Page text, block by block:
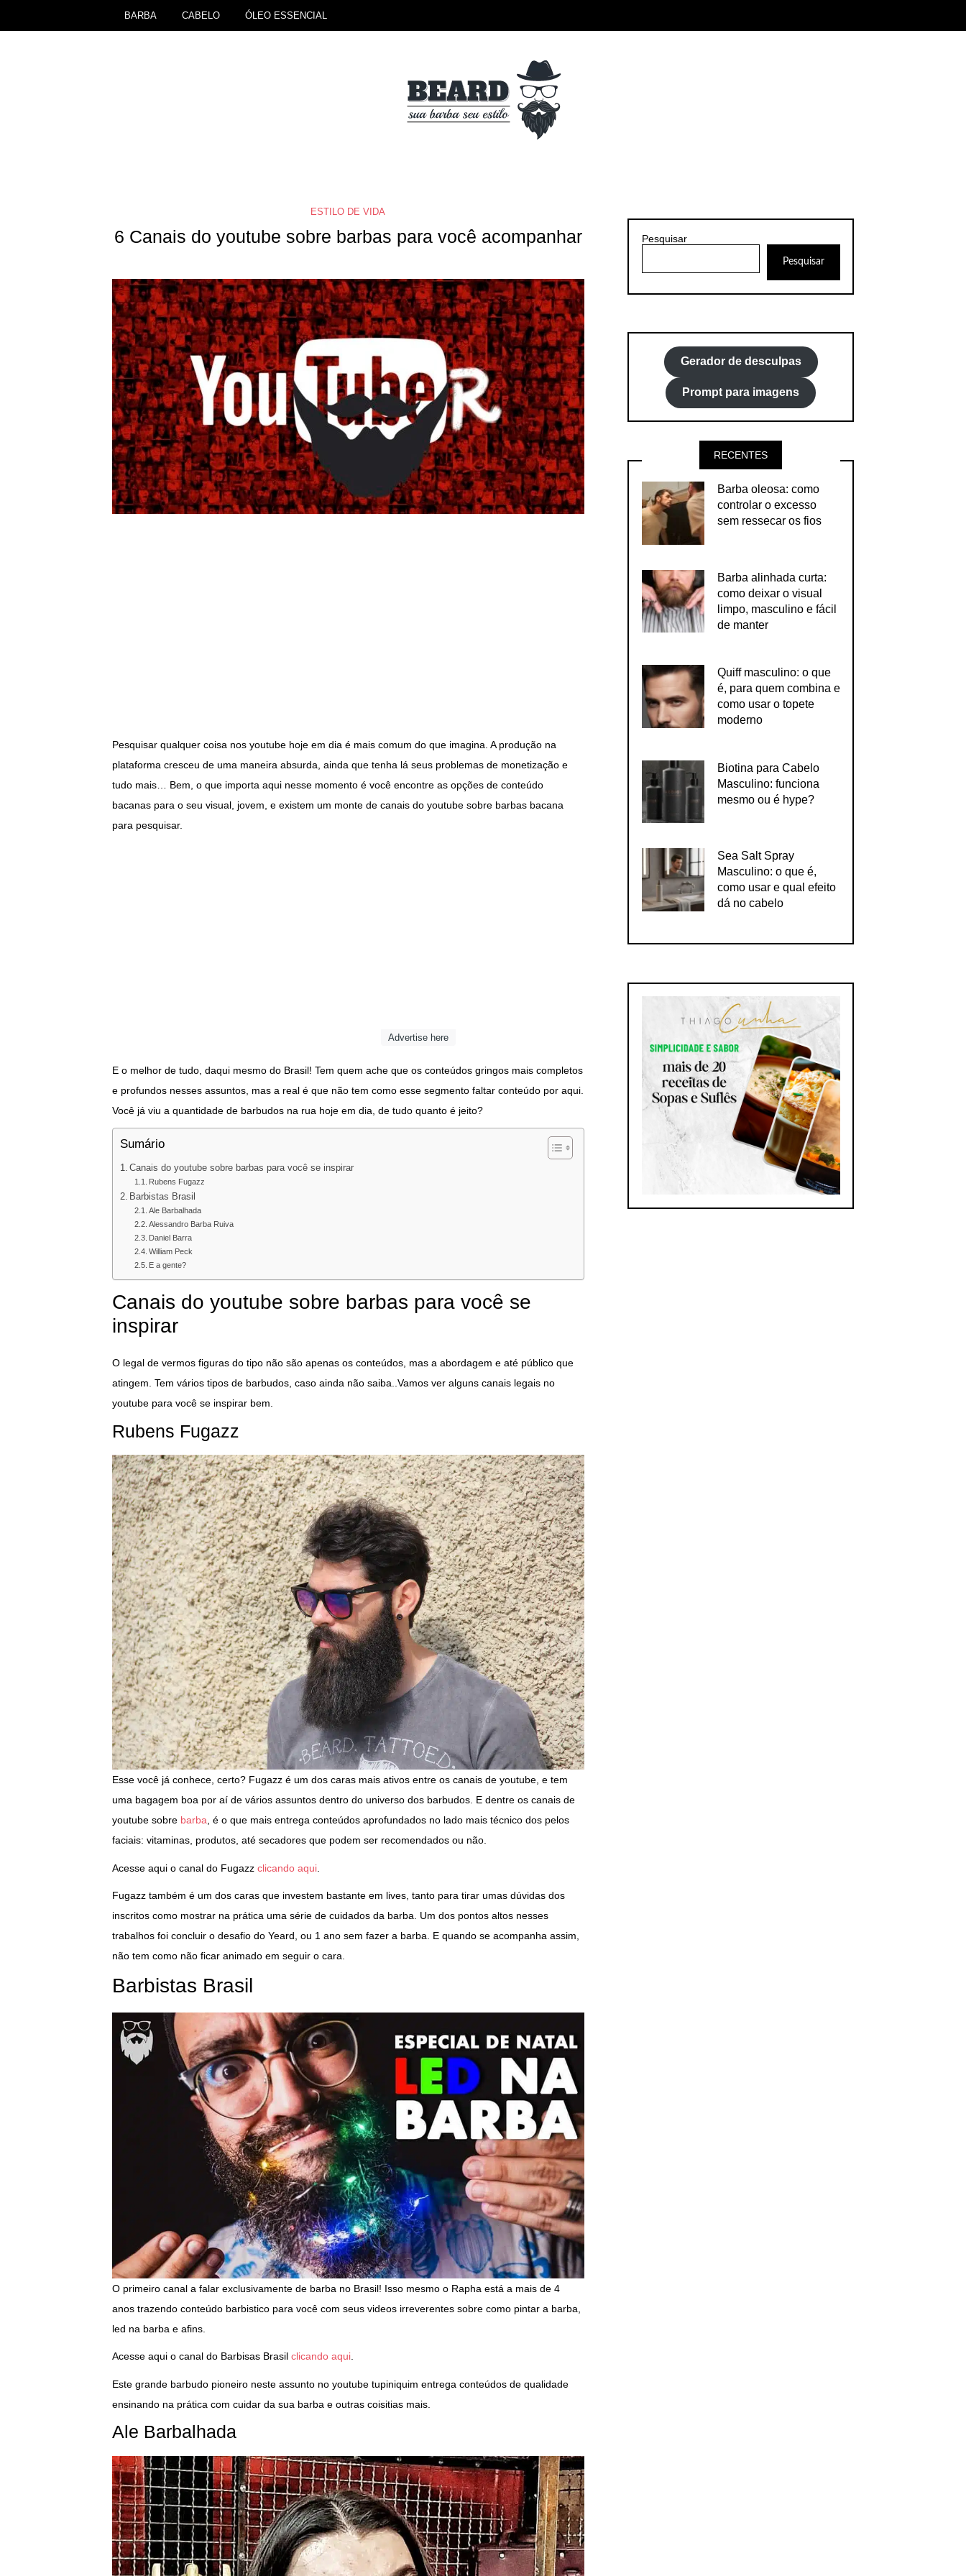
BARBA CABELO ÓLEO ESSENCIAL
ESTILO DE VIDA
6 Canais do youtube sobre barbas para você acompanhar
Pesquisar qualquer coisa nos youtube hoje em dia é mais comum do que imagina. A produção na
plataforma cresceu de uma maneira absurda, ainda que tenha lá seus problemas de monetização e
tudo mais… Bem, o que importa aqui nesse momento é você encontre as opções de conteúdo
bacanas para o seu visual, jovem, e existem um monte de canais do youtube sobre barbas bacana
para pesquisar.
Advertise here
E o melhor de tudo, daqui mesmo do Brasil! Tem quem ache que os conteúdos gringos mais completos
e profundos nesses assuntos, mas a real é que não tem como esse segmento faltar conteúdo por aqui.
Você já viu a quantidade de barbudos na rua hoje em dia, de tudo quanto é jeito?
Sumário
Canais do youtube sobre barbas para você se inspirar
Rubens Fugazz
Barbistas Brasil
Ale Barbalhada
Alessandro Barba Ruiva
Daniel Barra
William Peck
E a gente?
Canais do youtube sobre barbas para você se
inspirar
O legal de vermos figuras do tipo não são apenas os conteúdos, mas a abordagem e até público que
atingem. Tem vários tipos de barbudos, caso ainda não saiba..Vamos ver alguns canais legais no
youtube para você se inspirar bem.
Rubens Fugazz
Esse você já conhece, certo? Fugazz é um dos caras mais ativos entre os canais de youtube, e tem
uma bagagem boa por aí de vários assuntos dentro do universo dos barbudos. E dentre os canais de
youtube sobre barba, é o que mais entrega conteúdos aprofundados no lado mais técnico dos pelos
faciais: vitaminas, produtos, até secadores que podem ser recomendados ou não.
Acesse aqui o canal do Fugazz clicando aqui.
Fugazz também é um dos caras que investem bastante em lives, tanto para tirar umas dúvidas dos
inscritos como mostrar na prática uma série de cuidados da barba. Um dos pontos altos nesses
trabalhos foi concluir o desafio do Yeard, ou 1 ano sem fazer a barba. E quando se acompanha assim,
não tem como não ficar animado em seguir o cara.
Barbistas Brasil
O primeiro canal a falar exclusivamente de barba no Brasil! Isso mesmo o Rapha está a mais de 4
anos trazendo conteúdo barbistico para você com seus videos irreverentes sobre como pintar a barba,
led na barba e afins.
Acesse aqui o canal do Barbisas Brasil clicando aqui.
Este grande barbudo pioneiro neste assunto no youtube tupiniquim entrega conteúdos de qualidade
ensinando na prática com cuidar da sua barba e outras coisitias mais.
Ale Barbalhada
Pesquisar
Pesquisar
Gerador de desculpas
Prompt para imagens
RECENTES
Barba oleosa: como
controlar o excesso
sem ressecar os fios
Barba alinhada curta:
como deixar o visual
limpo, masculino e fácil
de manter
Quiff masculino: o que
é, para quem combina e
como usar o topete
moderno
Biotina para Cabelo
Masculino: funciona
mesmo ou é hype?
Sea Salt Spray
Masculino: o que é,
como usar e qual efeito
dá no cabelo